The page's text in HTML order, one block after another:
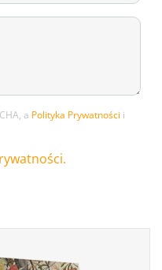
a Polityka Prywatności i